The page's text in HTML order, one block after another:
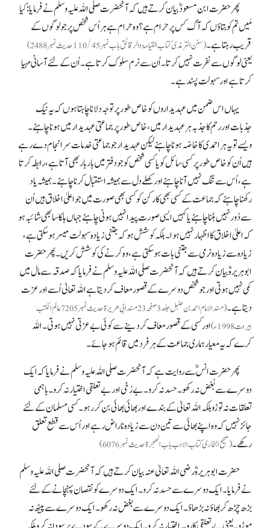
پھر حضرت ابن مسعودؓ بیان کرتے ہیں کہ آنحضرت صلی اللہ علیہ وسلم نے فرمایا: کیا
مَیں تم کو بتاؤں کہ آگ کس پر حرام ہے؟ وہ حرام ہے ہر اُس شخص پر جو لوگوں کے
قریب رہتا ہے۔(سنن الترمذی کتاب القیامۃوالرقائق باب نمبر 110/45حدیث نمبر2488)
یعنی لوگوں سے نفرت نہیں کرتا۔ اُن سے نرم سلوک کرتا ہے۔ اُن کے لئے آسانی مہیا
کرتا ہے اور سہولت پسند ہے۔
یہاں اس ضمن میں عہدیداروں کو خاص طور پر توجہ دلانا چاہتا ہوں کہ یہ نیک
جذبات اور رحم کا جذبہ ہر عہدیدار میں، خاص طور پر جماعتی عہدیدار میں ہونا چاہئے۔
ویسے تو یہ ہر احمدی کا خاصّہ ہونا چاہئے لیکن عہدیدار جو جماعتی خدمات سرانجام دے رہے
ہیں اُن کو خاص طور پر کسی سائل کو یا کسی شخص کو جو دفتر میں بار بار بھی آتا ہے، رابطہ کرتا
ہے، اُس سے تنگ نہیں آنا چاہئے اور کھلے دل سے ہمیشہ استقبال کرنا چاہئے۔ ہمیشہ یاد
رکھنا چاہئے کہ جماعت کے کسی بھی کارکن کو کسی بھی صورت میں جو اعلیٰ اخلاق ہیں اُن
سے دُور نہیں ہٹنا چاہئے یا کہیں ایسی صورت پیدا نہیں ہونی چاہئے جہاں ہلکا سا بھی شائبہ ہو
کہ اعلیٰ اخلاق کا اظہار نہیں ہوا۔ بلکہ کوشش ہو کہ جتنی زیادہ سہولت میسر ہو سکتی ہے،
زیادہ سے زیادہ نرمی سے جتنی بات ہو سکتی ہے، وہ کرنے کی کوشش کریں۔ پھر حضرت
ابوہریرہؓ بیان کرتے ہیں کہ آنحضرت صلی اللہ علیہ وسلم نے فرمایا کہ صدقہ سے مال میں
کمی نہیں ہوتی اور جو شخص دوسرے کے قصور معاف کر دیتا ہے اللہ تعالیٰ اُسے اور عزت
دیتا ہے۔
(مسندالامام احمد بن حنبل جلد3صفحہ23مسند ابی ھریرۃ حدیث نمبر7205عالم الکتب
بیروت 1998ء)
اور کسی کے قصور معاف کر دینے سے کوئی بے عزتی نہیں ہوتی۔ اللہ
کرے کہ یہ معیار ہماری جماعت کے ہر فرد میں قائم ہو جائے۔
پھر حضرت انسؓ سے روایت ہے کہ آنحضرت صلی اللہ علیہ وسلم نے فرمایا کہ ایک
دوسرے سے بُغض نہ رکھو۔ حسدنہ کرو۔ بے رُخی اور بے تعلقی اختیار نہ کرو۔ باہمی
تعلقات نہ توڑو بلکہ اللہ تعالیٰ کے بندے اور بھائی بھائی بن کر رہو۔ کسی مسلمان کے لئے
جائز نہیں کہ وہ اپنے بھائی سے تین دن سے زیادہ ناراض رہے اور اُس سے قطع تعلق
رکھے۔(صحیح البخاری کتاب الادب باب الھجرۃ حدیث نمبر6076)
حضرت ابوہریرہؓ رضی اللہ تعالیٰ عنہ بیان کرتے ہیں کہ آنحضرت صلی اللہ علیہ وسلم
نے فرمایا۔ ایک دوسرے سے حسدنہ کرو۔ ایک دوسرے کو نقصان پہنچانے کے لئے
بڑھ چڑھ کر بھاؤ نہ بڑھاؤ۔ ایک دوسرے سے بغض نہ رکھو۔ ایک دوسرے سے پیٹھ نہ